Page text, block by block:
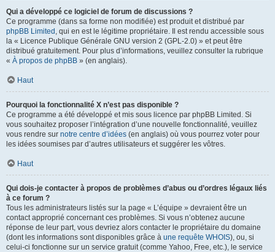
Qui a développé ce logiciel de forum de discussions ?
Ce programme (dans sa forme non modifiée) est produit et distribué par
phpBB Limited , qui en est le légitime propriétaire. Il est rendu accessible sous
la « Licence Publique Générale GNU version 2 (GPL-2.0) » et peut être
distribué gratuitement. Pour plus d’informations, veuillez consulter la rubrique
« À propos de phpBB » (en anglais).
Haut
Pourquoi la fonctionnalité X n’est pas disponible ?
Ce programme a été développé et mis sous licence par phpBB Limited. Si
vous souhaitez proposer l’intégration d’une nouvelle fonctionnalité, veuillez
vous rendre sur notre centre d’idées (en anglais) où vous pourrez voter pour
les idées soumises par d’autres utilisateurs et suggérer les vôtres.
Haut
Qui dois-je contacter à propos de problèmes d’abus ou d’ordres légaux liés
à ce forum ?
Tous les administrateurs listés sur la page « L’équipe » devraient être un
contact approprié concernant ces problèmes. Si vous n’obtenez aucune
réponse de leur part, vous devriez alors contacter le propriétaire du domaine
(dont les informations sont disponibles grâce à une requête WHOIS), ou, si
celui-ci fonctionne sur un service gratuit (comme Yahoo, Free, etc.), le service